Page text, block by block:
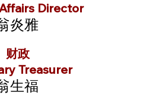
Director
炎雅
财政
Treasurer
生福